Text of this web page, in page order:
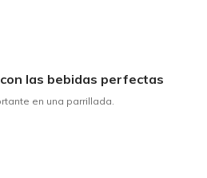
las bebidas perfectas
en una parrillada.